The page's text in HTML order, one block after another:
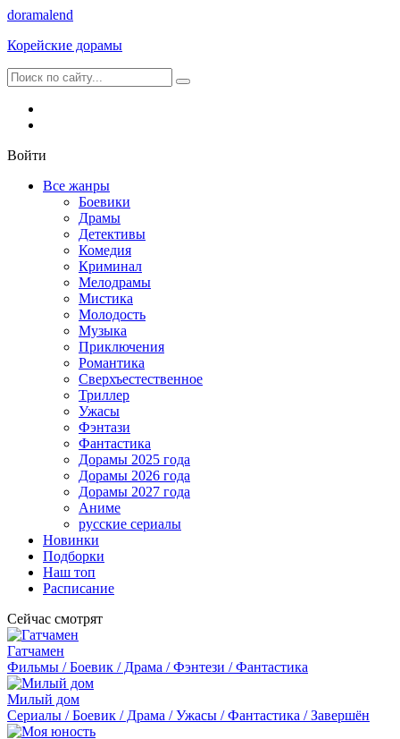
doramalend
Корейские дорамы
Войти
Все жанры
Боевики
Драмы
Детективы
Комедия
Криминал
Мелодрамы
Мистика
Молодость
Музыка
Приключения
Романтика
Сверхъестественное
Триллер
Ужасы
Фэнтази
Фантастика
Дорамы 2025 года
Дорамы 2026 года
Дорамы 2027 года
Аниме
русские сериалы
Новинки
Подборки
Наш топ
Расписание
Сейчас смотрят
Гатчамен
Фильмы / Боевик / Драма / Фэнтези / Фантастика
Милый дом
Сериалы / Боевик / Драма / Ужасы / Фантастика / Завершён